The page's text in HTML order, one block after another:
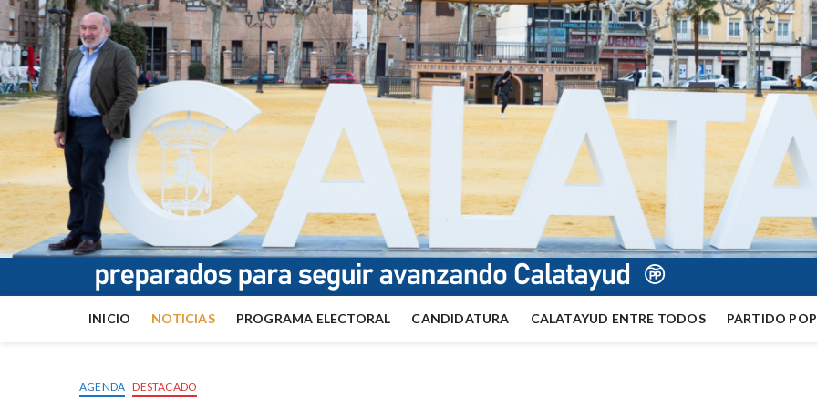
INICIO NOTICIAS PROGRAMA ELECTORAL CANDIDATURA CALATAYUD ENTRE TODOS PARTIDO
AGENDA DESTACADO